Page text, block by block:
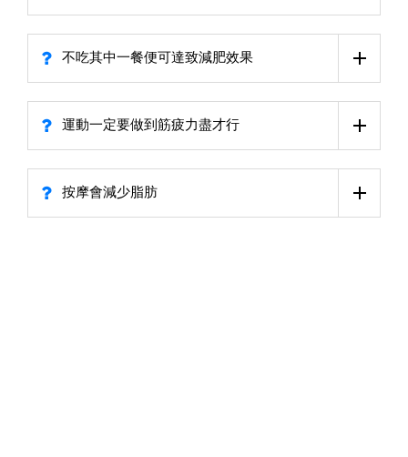
不吃其中一餐便可達致減肥效果
運動一定要做到筋疲力盡才行
按摩會減少脂肪